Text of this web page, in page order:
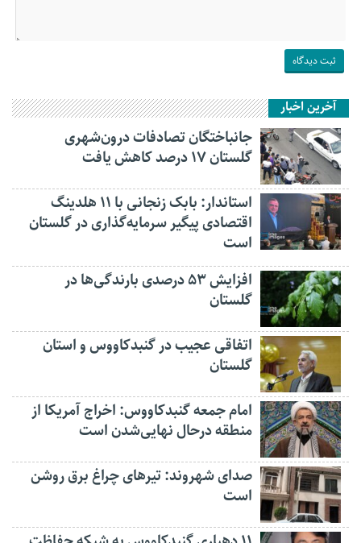
آخرین اخبار
جانباختگان تصادفات درون‌شهری
گلستان ۱۷ درصد کاهش یافت
استاندار: بابک زنجانی با ۱۱ هلدینگ
اقتصادی پیگیر سرمایه‌گذاری در گلستان
است
افزایش ۵۳ درصدی بارندگی‌ها در
گلستان
اتفاقی عجیب در‌ گنبدکاووس و استان
گلستان
امام جمعه گنبدکاووس: اخراج آمریکا از
منطقه درحال نهایی‌شدن است
صدای شهروند: تیرهای چراغ برق روشن
است